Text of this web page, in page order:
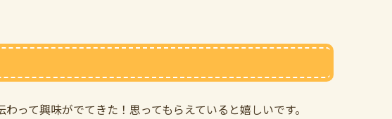
って興味がでてきた！思ってもらえていると嬉しいです。